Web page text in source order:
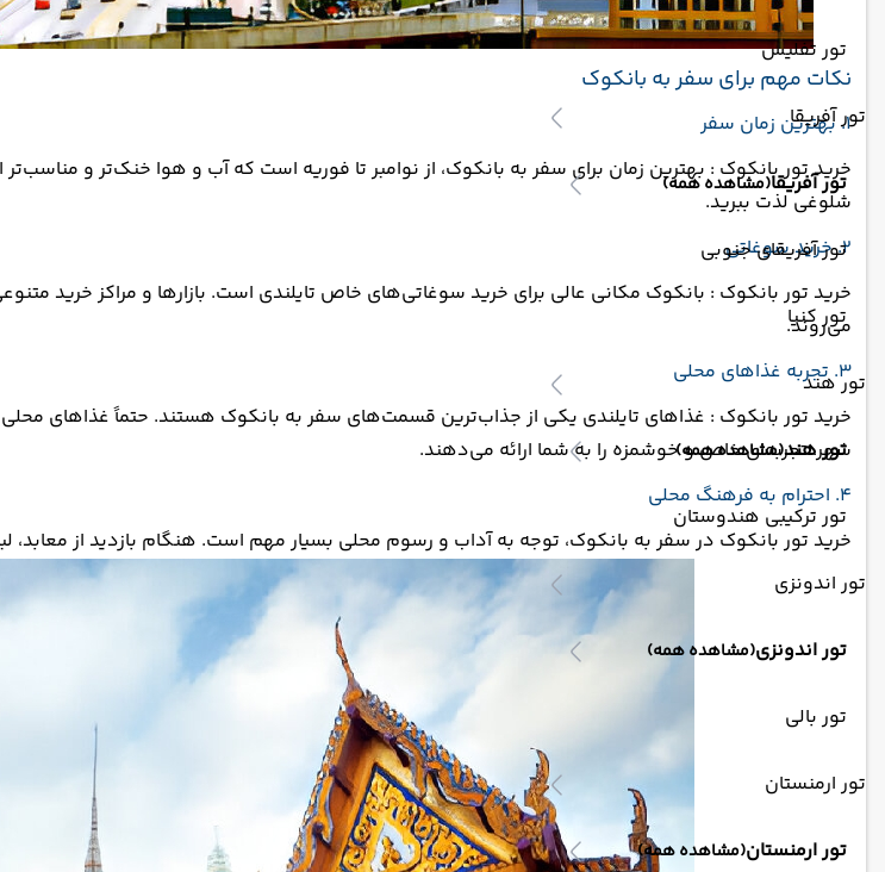
تور تفلیس
تور آفریقا
تور آفریقا(مشاهده همه)
تور آفریقای جنوبی
تور کنیا
تور هند
تور هند(مشاهده همه)
تور ترکیبی هندوستان
تور اندونزی
تور اندونزی(مشاهده همه)
تور بالی
تور ارمنستان
تور ارمنستان(مشاهده همه)
نکات مهم برای سفر به بانکوک
1. بهترین زمان سفر
خرید تور بانکوک : بهترین زمان برای سفر به بانکوک، از نوامبر تا فوریه است که آب و هوا خنک‌تر و
شلوغی لذت ببرید.
2. خرید سوغاتی
خرید تور بانکوک : بانکوک مکانی عالی برای خرید سوغاتی‌های خاص تایلندی است. بازارها و مراکز خرید
می‌روند.
3. تجربه غذاهای محلی
خرید تور بانکوک : غذاهای تایلندی یکی از جذاب‌ترین قسمت‌های سفر به بانکوک هستند. حتماً غذاهای محلی
شهر، تجربه‌ای خاص و خوشمزه را به شما ارائه می‌دهند.
4. احترام به فرهنگ محلی
خرید تور بانکوک در سفر به بانکوک، توجه به آداب و رسوم محلی بسیار مهم است. هنگام بازدید از